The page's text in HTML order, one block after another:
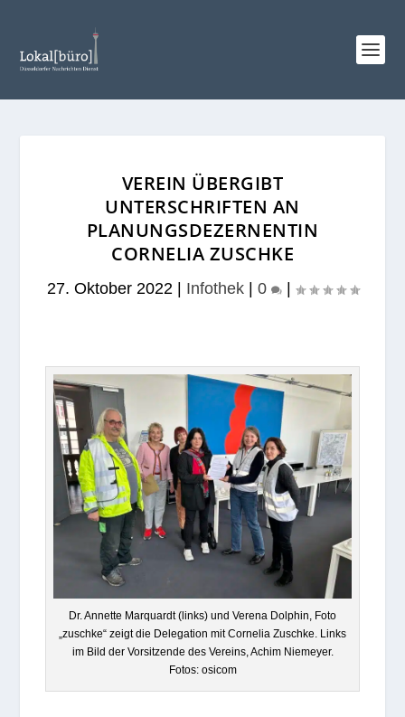
VEREIN ÜBERGIBT
UNTERSCHRIFTEN AN
PLANUNGSDEZERNENTIN
CORNELIA ZUSCHKE
27. Oktober 2022| Infothek| 0 |
Dr. Annette Mar­quardt (links) und Verena Dol­phin, Foto
„zuschke“ zeigt die Dele­ga­tion mit Cor­ne­lia Zuschke. Links
im Bild der Vor­sit­zende des Ver­eins, Achim Nie­meyer.
Fotos: osicom